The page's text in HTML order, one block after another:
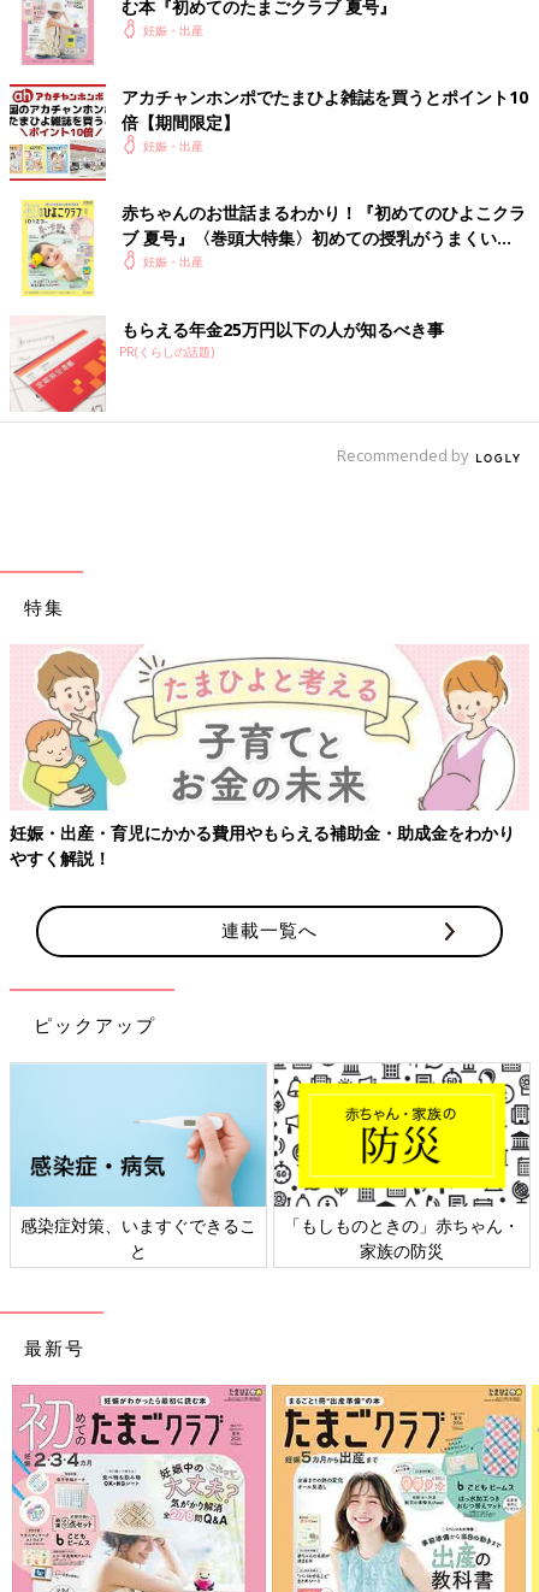
む本『初めてのたまごクラブ 夏号』
妊娠・出産
アカチャンホンポでたまひよ雑誌を買うとポイント10
倍【期間限定】
妊娠・出産
赤ちゃんのお世話まるわかり！『初めてのひよこクラ
ブ 夏号』〈巻頭大特集〉初めての授乳がうまくい
く！ おっぱい・ミルクの基本と夏のトラブル 解決テ
妊娠・出産
もらえる年金25万円以下の人が知るべき事
PR(くらしの話題)
Recommended by
特集
妊娠・出産・育児にかかる費用やもらえる補助金・助成金をわかり
やすく解説！
連載一覧へ
ピックアップ
感染症対策、いますぐできるこ
と
「もしものときの」赤ちゃん・
家族の防災
最新号